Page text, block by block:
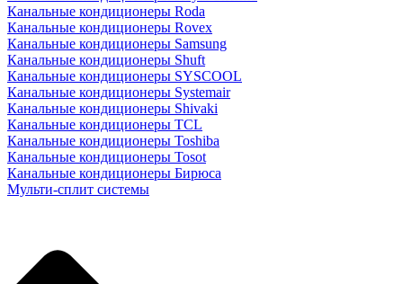
Канальные кондиционеры Roda
Канальные кондиционеры Rovex
Канальные кондиционеры Samsung
Канальные кондиционеры Shuft
Канальные кондиционеры SYSCOOL
Канальные кондиционеры Systemair
Канальные кондиционеры Shivaki
Канальные кондиционеры TCL
Канальные кондиционеры Toshiba
Канальные кондиционеры Tosot
Канальные кондиционеры Бирюса
Мульти-сплит системы